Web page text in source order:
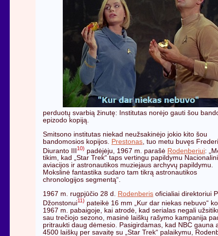
perduotų svarbią žinutę: Institutas norėjo gauti šou
epizodo kopiją.
Smitsono institutas niekad neužsakinėjo jokio kito šou
bandomosios kopijos.
Prestonas , tuo metu buvęs
Diuranto III10) padėjėju, 1967 m. parašė Rodenberiui:
tikim, kad „Star Trek“ taps vertingu papildymu
aviacijos ir astronautikos muziejaus archyvų papildymu.
Mokslinė fantastika sudaro tam tikrą astronautikos
chronologijos segmentą“.
1967 m. rugpjūčio 28 d. Rodenberis oficialiai direktoriui
Džonstonui11) pateikė 16 mm „Kur dar niekas nebuvo“
1967 m. pabaigoje, kai atrodė, kad serialas negali
sau trečiojo sezono, masinė laiškų rašymo kampanija
pritraukti daug dėmesio. Pasigirdamas, kad NBC gauna
4500 laiškų per savaitę su „Star Trek“ palaikymu,